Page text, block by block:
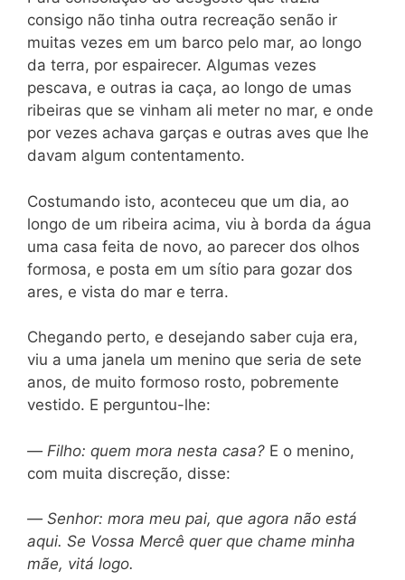
consigo não tinha outra recreação senão ir
muitas vezes em um barco pelo mar, ao longo
da terra, por espairecer. Algumas vezes
pescava, e outras ia caça, ao longo de umas
ribeiras que se vinham ali meter no mar, e onde
por vezes achava garças e outras aves que lhe
davam algum contentamento.
Costumando isto, aconteceu que um dia, ao
longo de um ribeira acima, viu à borda da água
uma casa feita de novo, ao parecer dos olhos
formosa, e posta em um sítio para gozar dos
ares, e vista do mar e terra.
Chegando perto, e desejando saber cuja era,
viu a uma janela um menino que seria de sete
anos, de muito formoso rosto, pobremente
vestido. E perguntou-lhe:
— Filho: quem mora nesta casa? E o menino,
com muita discreção, disse:
— Senhor: mora meu pai, que agora não está
aqui. Se Vossa Mercê quer que chame minha
mãe, vitá logo.